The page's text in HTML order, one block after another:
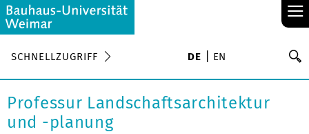
≡
SCHNELLZUGRIFF DE EN
Professur Landschaftsarchitektur
und -planung